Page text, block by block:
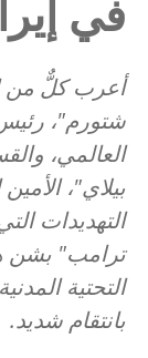
في
أعرب كلٌّ من
شتورم"،
العالمي،
بيلاي"،
التهديدات
ترامب" بشن
التحتية
بانتقام شديد.